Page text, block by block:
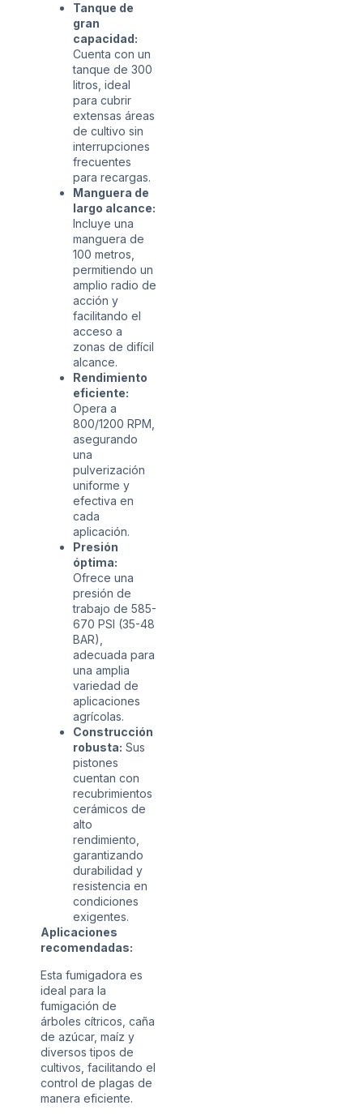
Tanque de
gran
capacidad:
Cuenta con un
tanque de 300
litros, ideal
para cubrir
extensas áreas
de cultivo sin
interrupciones
frecuentes
para recargas.
Manguera de
largo alcance:
Incluye una
manguera de
100 metros,
permitiendo un
amplio radio de
acción y
facilitando el
acceso a
zonas de difícil
alcance.
Rendimiento
eficiente:
Opera a
800/1200 RPM,
asegurando
una
pulverización
uniforme y
efectiva en
cada
aplicación.
Presión
óptima:
Ofrece una
presión de
trabajo de 585-
670 PSI (35-48
BAR),
adecuada para
una amplia
variedad de
aplicaciones
agrícolas.
Construcción
robusta: Sus
pistones
cuentan con
recubrimientos
cerámicos de
alto
rendimiento,
garantizando
durabilidad y
resistencia en
condiciones
exigentes.
Aplicaciones
recomendadas:
Esta fumigadora es
ideal para la
fumigación de
árboles cítricos, caña
de azúcar, maíz y
diversos tipos de
cultivos, facilitando el
control de plagas de
manera eficiente.